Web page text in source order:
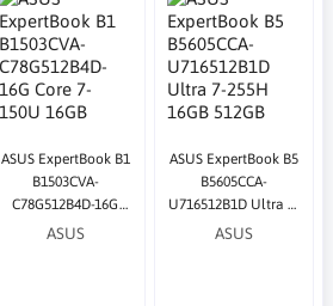
ASUS ExpertBook B1
B1503CVA-
C78G512B4D-16G
Core 7-150U 16GB
ASUS
ASUS ExpertBook B5
B5605CCA-
U716512B1D Ultra 7-
255H 16GB 512GB
ASUS